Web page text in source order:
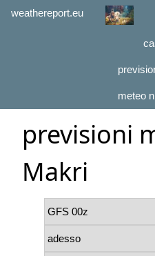
weathereport.eu
meteo
previsioni
Makri